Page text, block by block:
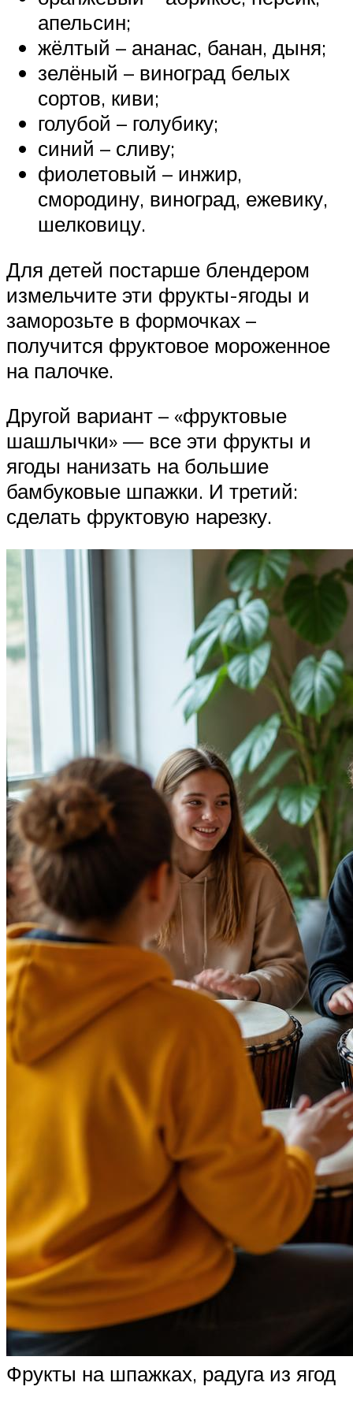
апельсин;
жёлтый – ананас, банан, дыня;
зелёный – виноград белых
сортов, киви;
голубой – голубику;
синий – сливу;
фиолетовый – инжир,
смородину, виноград, ежевику,
шелковицу.
Для детей постарше блендером
измельчите эти фрукты-ягоды и
заморозьте в формочках –
получится фруктовое мороженное
на палочке.
Другой вариант – «фруктовые
шашлычки» — все эти фрукты и
ягоды нанизать на большие
бамбуковые шпажки. И третий:
сделать фруктовую нарезку.
Фрукты на шпажках, радуга из ягод